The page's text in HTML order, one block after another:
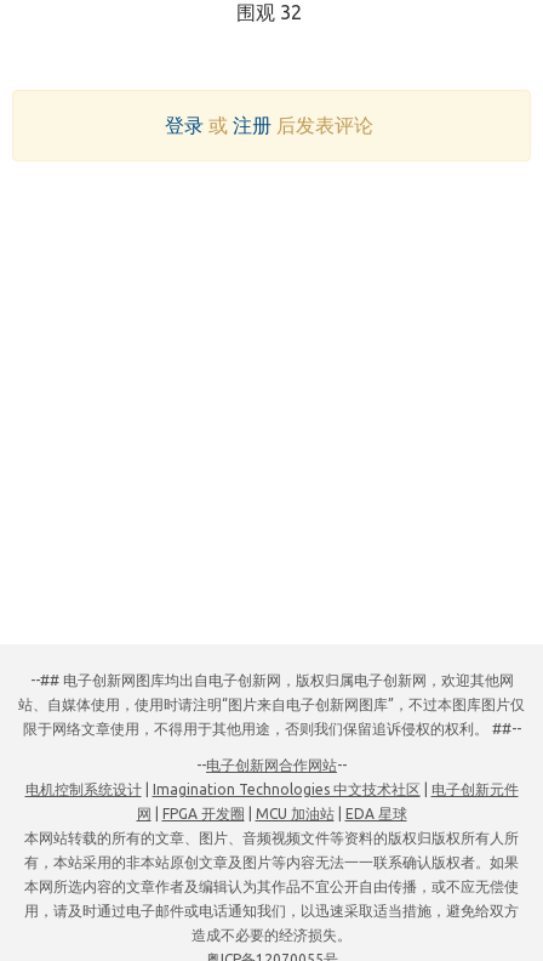
围观 32
登录或 注册后发表评论
--## 电子创新网图库均出自电子创新网，版权归属电子创新网，欢迎其他网
站、自媒体使用，使用时请注明“图片来自电子创新网图库”，不过本图库图片仅
限于网络文章使用，不得用于其他用途，否则我们保留追诉侵权的权利。 ##--
--电子创新网合作网站--
电机控制系统设计| Imagination Technologies 中文技术社区
电子创新元件
网
FPGA 开发圈 MCU 加油站|
EDA 星球
本网站转载的所有的文章、图片、音频视频文件等资料的版权归版权所有人所
有，本站采用的非本站原创文章及图片等内容无法一一联系确认版权者。如果
本网所选内容的文章作者及编辑认为其作品不宜公开自由传播，或不应无偿使
用，请及时通过电子邮件或电话通知我们，以迅速采取适当措施，避免给双方
造成不必要的经济损失。